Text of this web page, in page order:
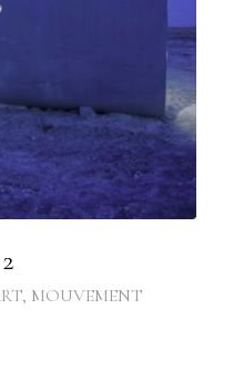
, MOUVEMENT